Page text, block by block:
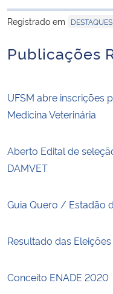
Registrado em
DESTAQUES
Publicações
UFSM abre inscrições
Medicina Veterinária
Aberto Edital de
DAMVET
Guia Quero / Estadão
Resultado das
Conceito ENADE 2020